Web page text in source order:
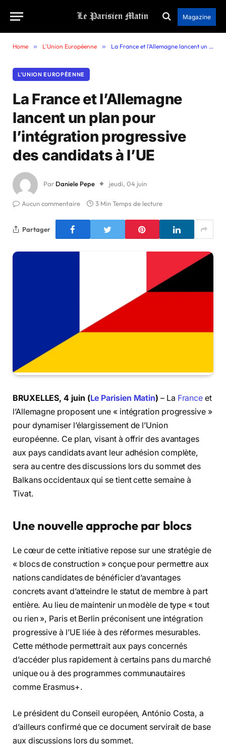
Magazine
Home » L'Union Européenne » La France et l’Allemagne lancent un plan pour l’intégration progressive des candidats à l’UE
L'UNION EUROPÉENNE
La France et l’Allemagne
lancent un plan pour
l’intégration progressive
des candidats à l’UE
Par Daniele Pepe jeudi, 04 juin
Aucun commentaire 3 Min Temps de lecture
Partager
BRUXELLES, 4 juin (Le Parisien Matin) – La France et
l’Allemagne proposent une « intégration progressive »
pour dynamiser l’élargissement de l’Union
européenne. Ce plan, visant à offrir des avantages
aux pays candidats avant leur adhésion complète,
sera au centre des discussions lors du sommet des
Balkans occidentaux qui se tient cette semaine à
Tivat.
Une nouvelle approche par blocs
Le cœur de cette initiative repose sur une stratégie de
« blocs de construction » conçue pour permettre aux
nations candidates de bénéficier d’avantages
concrets avant d’atteindre le statut de membre à part
entière. Au lieu de maintenir un modèle de type « tout
ou rien », Paris et Berlin préconisent une intégration
progressive à l’UE liée à des réformes mesurables.
Cette méthode permettrait aux pays concernés
d’accéder plus rapidement à certains pans du marché
unique ou à des programmes communautaires
comme Erasmus+.
Le président du Conseil européen, António Costa, a
d’ailleurs confirmé que ce document servirait de base
aux discussions lors du sommet.